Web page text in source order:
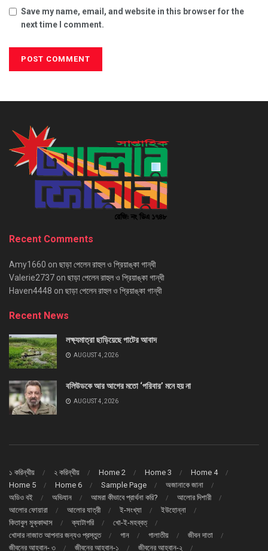
Save my name, email, and website in this browser for the
next time I comment.
Recent Comments
Amy1660 on ছাড়া পেলেন রাহুল ও প্রিয়াঙ্কা গান্ধী
Valerie2737 on ছাড়া পেলেন রাহুল ও প্রিয়াঙ্কা গান্ধী
Haven4448 on ছাড়া পেলেন রাহুল ও প্রিয়াঙ্কা গান্ধী
Recent News
লক্ষ্যমাত্রা ছাড়িয়েছে পাটের আবাদ
AUGUST 4, 2026
বলিউডকে আর আগের মতো ‘পরিবার’ মনে হয় না
AUGUST 4, 2026
১ করিন্থীয় ২ করিন্থীয় Home 2 Home 3
Home 4
Home 5
Home 6 Sample Page
অজানাকে জানা
অডিও বই
অভিযান আমরা কীভাবে প্রার্থনা করি?
আলোর দিশারী
আলোর ফোয়ারা
আলোর যাত্রী ই-সংখ্যা
ইউহোন্না
কিতাবুল মুক্কাদ্দাস
ক্যাটাগরি
খো-ই-মহব্বত্
খোদার নাজাত আপনার জন্যও প্রস্তুত
গান গালাতীয়
জীবন দাতা
জীবনের আহবান- ৩
জীবনের আহবান-১ জীবনের আহবান-২